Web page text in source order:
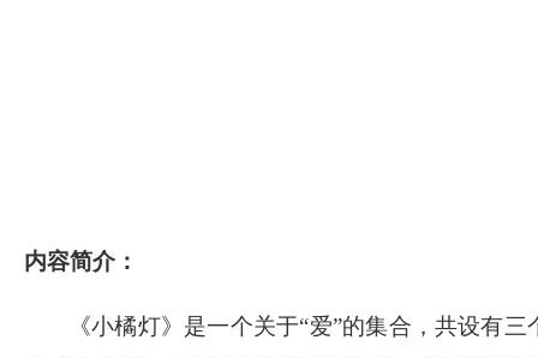
内容简介：
《小橘灯》是一个关于“爱”的集合，共设有